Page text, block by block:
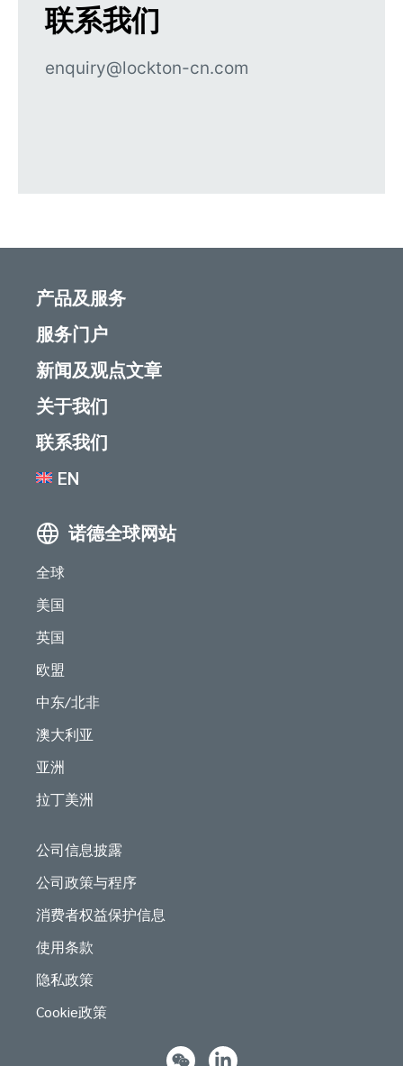
联系我们
enquiry@lockton-cn.com
产品及服务
服务门户
新闻及观点文章
关于我们
联系我们
EN
诺德全球网站
全球
美国
英国
欧盟
中东/北非
澳大利亚
亚洲
拉丁美洲
公司信息披露
公司政策与程序
消费者权益保护信息
使用条款
隐私政策
Cookie政策